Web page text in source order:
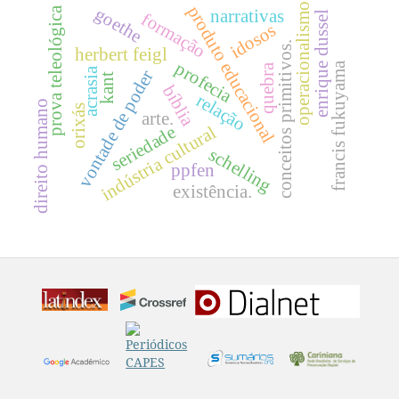
kant
herbert feigl
bíblia
profecia
produto educacional
relação
vontade de poder
acrasia
formação
indústria cultural conceitos primitivos.operacionalismo
idosos enrique dussel
arte.
schelling
prova teleológica
existência. francis fukuyama
direito humano
goethe
seriedade
quebra
ppfen
orixás
narrativas